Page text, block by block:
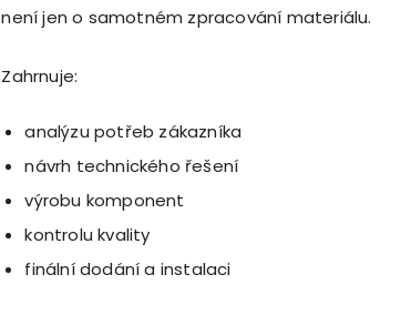
není jen o samotném zpracování materiálu.
Zahrnuje:
analýzu potřeb zákazníka
návrh technického řešení
výrobu komponent
kontrolu kvality
finální dodání a instalaci